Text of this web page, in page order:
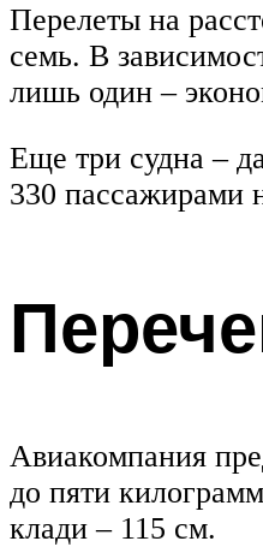
Перелеты на
семь. В
лишь один –
Еще три судна –
330 пассажирами
Авиакомпания
до пяти
клади – 115 см.